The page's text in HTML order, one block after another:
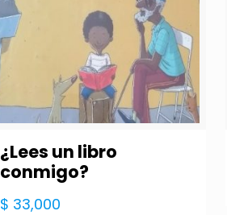
¿Lees un libro
conmigo?
$ 33,000